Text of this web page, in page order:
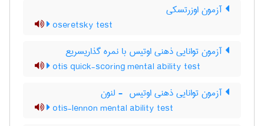
آزمون اوزرتسکی
oseretsky test
آزمون توانایی ذهنی اوتیس با نمره گذاریسریع
otis quick-scoring mental ability test
آزمون توانایی ذهنی اوتیس ‎ - لنون
otis-lennon mental ability test